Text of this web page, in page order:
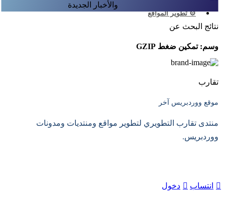
⚙️ تطوير المواقع
انتساب دخول
والأخبار الجديدة
نتائج البحث عن
وسم:تمكين ضغط GZIP
تقارب
موقع ووردبريس آخر
منتدى تقارب التطويري لتطوير مواقع ومنتديات ومدونات
ووردبريس.